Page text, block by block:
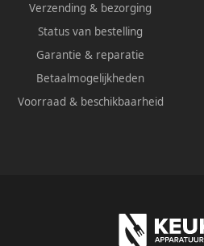
Verzending & bezorging
Status van bestelling
Garantie & reparatie
Betaalmogelijkheden
Voorraad & beschikbaarheid